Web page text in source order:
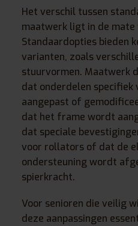
Het verschil tussen
maatwerk ligt in de mate
Standaardopties bieden
varianten, zoals
stuurvormen. Maatwerk
dat onderdelen specifiek
aangepast of
dat het frame wordt
dat speciale
voor rollators of dat de
ondersteuning wordt
spierkracht.
Voor senioren die veilig
deze aanpassingen